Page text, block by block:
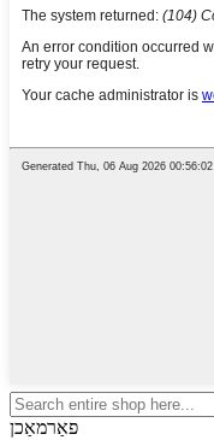
פאַרמאַכן